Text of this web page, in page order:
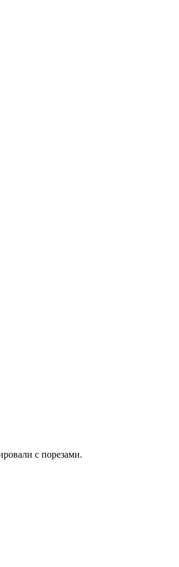
с порезами.